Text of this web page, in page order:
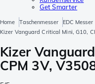
Get Smarter
Home Taschenmesser
EDC Messer
Kizer Vanguard Critical Mini, G10,
Kizer
CPM 3V,